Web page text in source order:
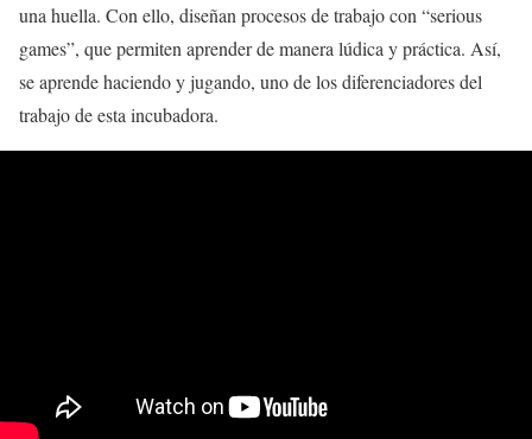
una huella. Con ello, diseñan procesos de trabajo con “serious
games”, que permiten aprender de manera lúdica y práctica. Así,
se aprende haciendo y jugando, uno de los diferenciadores del
trabajo de esta incubadora.